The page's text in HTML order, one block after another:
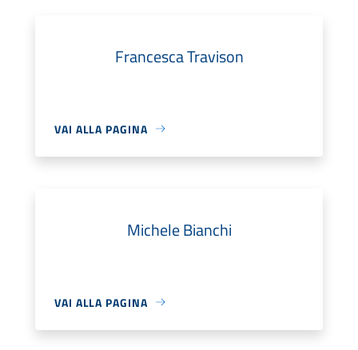
Francesca Travison
VAI ALLA PAGINA
Michele Bianchi
VAI ALLA PAGINA